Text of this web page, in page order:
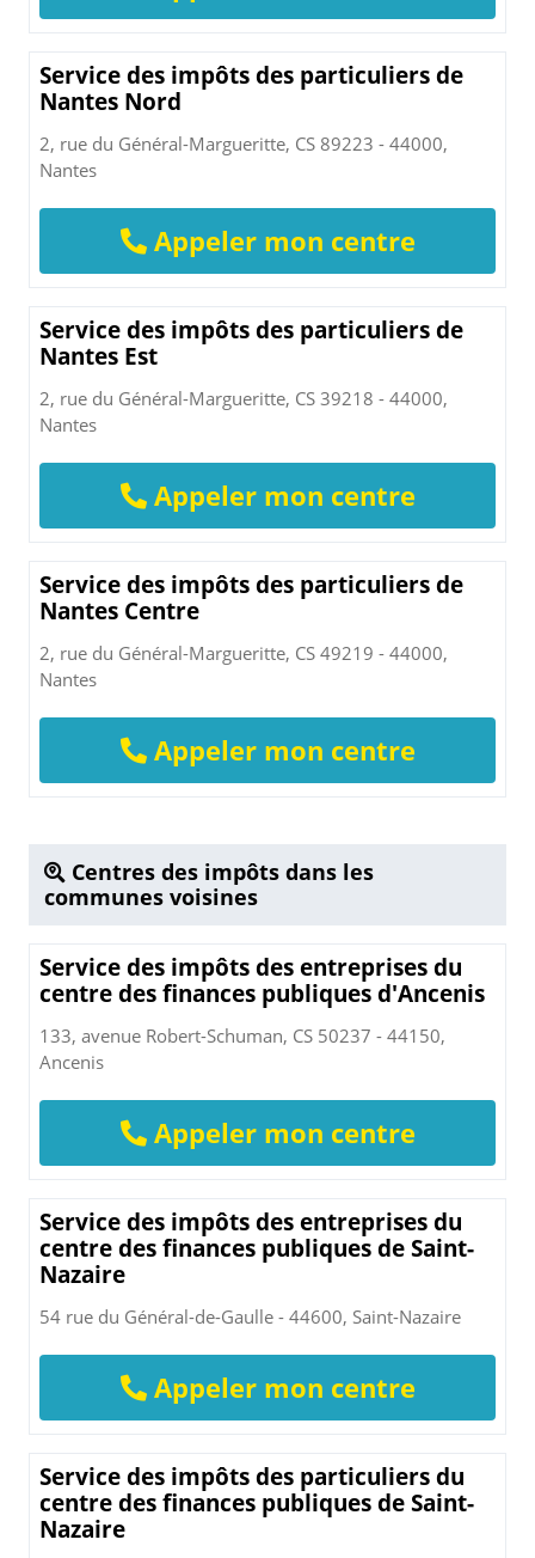
Service des impôts des particuliers de
Nantes Nord
2, rue du Général-Margueritte, CS 89223 - 44000,
Nantes
Appeler mon centre
Service des impôts des particuliers de
Nantes Est
2, rue du Général-Margueritte, CS 39218 - 44000,
Nantes
Appeler mon centre
Service des impôts des particuliers de
Nantes Centre
2, rue du Général-Margueritte, CS 49219 - 44000,
Nantes
Appeler mon centre
Centres des impôts dans les
communes voisines
Service des impôts des entreprises du
centre des finances publiques d'Ancenis
133, avenue Robert-Schuman, CS 50237 - 44150,
Ancenis
Appeler mon centre
Service des impôts des entreprises du
centre des finances publiques de Saint-
Nazaire
54 rue du Général-de-Gaulle - 44600, Saint-Nazaire
Appeler mon centre
Service des impôts des particuliers du
centre des finances publiques de Saint-
Nazaire